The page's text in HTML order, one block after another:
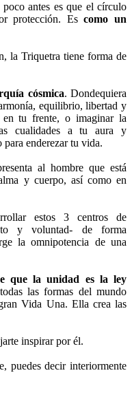
antes es que el círculo
protección. Escomo un
la Triquetra tiene forma de
cósmica. Dondequiera
equilibrio, libertad y
en tu frente, o imaginar la
cualidades a tu aura y
enderezar tu vida.
al hombre que está
y cuerpo, así como en
estos 3 centros de
y voluntad- de forma
la omnipotencia de una
que la unidad es la ley
las formas del mundo
Vida Una. Ella crea las
inspirar por él.
puedes decir interiormente